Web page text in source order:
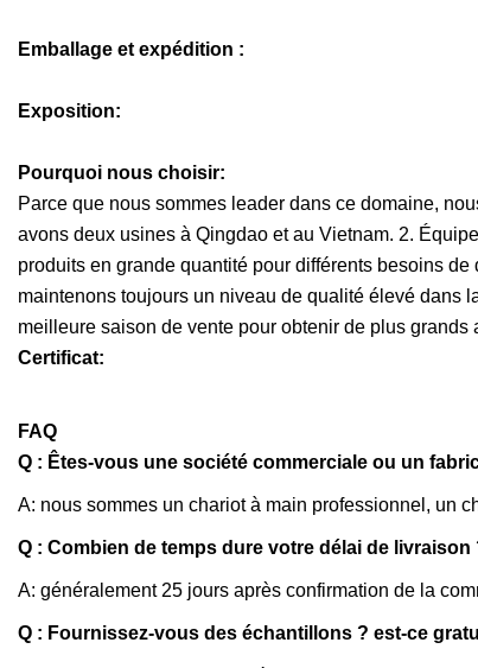
Emballage et expédition :
Exposition:
Pourquoi nous choisir:
Parce que nous sommes leader dans ce domaine,
avons deux usines à Qingdao et au Vietnam. 2.
produits en grande quantité pour différents besoins
maintenons toujours un niveau de qualité élevé dans
meilleure saison de vente pour obtenir de plus grands
Certificat:
FAQ
Q : Êtes-vous une société commerciale ou un
A: nous sommes un chariot à main professionnel, un
Q : Combien de temps dure votre délai de livraison
A: généralement 25 jours après confirmation de la
Q : Fournissez-vous des échantillons ? est-ce